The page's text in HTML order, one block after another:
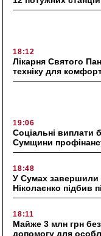
18:12
Лікарня Святого
техніку для
19:06
Соціальні виплати
Сумщини
18:48
У Сумах завершили
Ніколаєнко підбив
18:11
Майже 3 млн грн
допомогу для